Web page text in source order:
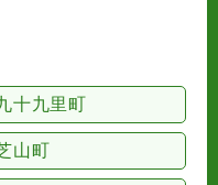
十九里町
山町